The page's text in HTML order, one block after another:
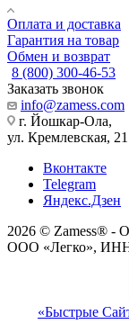
Оплата и доставка
Гарантия на товар
Обмен и возврат
8 (800) 300-46-53
Заказать звонок
info@zamess.com
г. Йошкар-Ола,
ул. Кремлевская,
Вконтакте
Telegram
Яндекс.Дзен
2026 © Zamess® -
ООО «Легко», ИНН
«Быстрые